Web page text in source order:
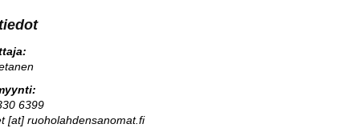
6399
[at] ruoholahdensanomat.fi